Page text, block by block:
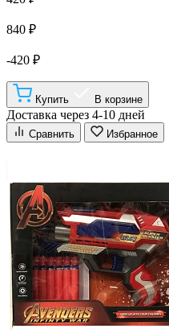
840 ₽
-420 ₽
Купить В корзине
Доставка через 4-10 дней
Сравнить Избранное